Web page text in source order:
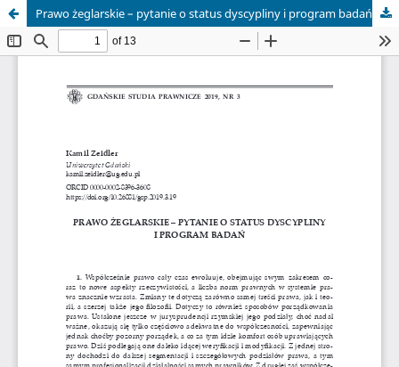
Prawo żeglarskie – pytanie o status dyscypliny i program badań